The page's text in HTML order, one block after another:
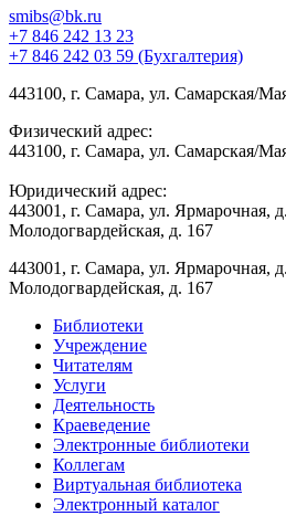
smibs@bk.ru
+7 846 242 13 23
+7 846 242 03 59 (Бухгалтерия)
443100, г. Самара, ул. Самарская/
Физический адрес:
443100, г. Самара, ул. Самарская/
Юридический адрес:
443001, г. Самара, ул. Ярмарочная,
Молодогвардейская, д. 167
443001, г. Самара, ул. Ярмарочная,
Молодогвардейская, д. 167
Библиотеки
Учреждение
Читателям
Услуги
Деятельность
Краеведение
Электронные библиотеки
Коллегам
Виртуальная библиотека
Электронный каталог